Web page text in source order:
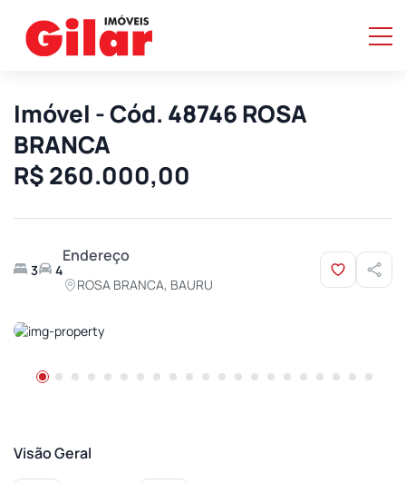
Imóvel - Cód. 48746 ROSA
BRANCA
R$ 260.000,00
3 4
Endereço
ROSA BRANCA, BAURU
Visão Geral